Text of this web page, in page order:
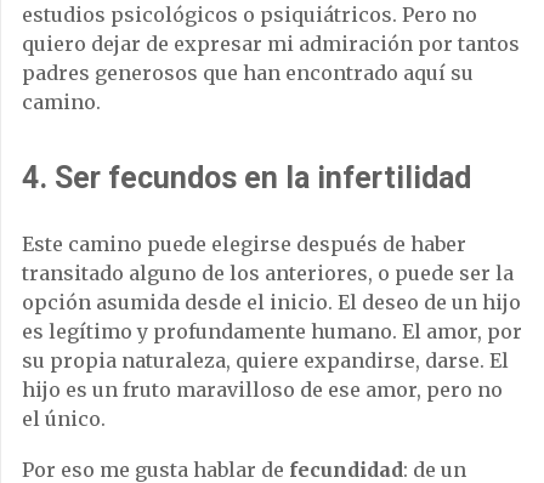
estudios psicológicos o psiquiátricos. Pero no
quiero dejar de expresar mi admiración por tantos
padres generosos que han encontrado aquí su
camino.
4. Ser fecundos en la infertilidad
Este camino puede elegirse después de haber
transitado alguno de los anteriores, o puede ser la
opción asumida desde el inicio. El deseo de un hijo
es legítimo y profundamente humano. El amor, por
su propia naturaleza, quiere expandirse, darse. El
hijo es un fruto maravilloso de ese amor, pero no
el único.
Por eso me gusta hablar de fecundidad: de un